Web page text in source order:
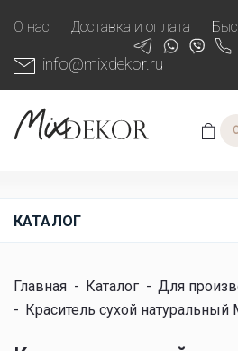
О нас Доставка и оплата
info@mixdekor.ru
КАТАЛОГ
Главная - Каталог - Для
- Краситель сухой